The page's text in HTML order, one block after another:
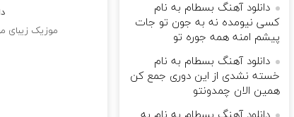
موزیک زیبای
دانلود آهنگ بسطام به نام
کسی نیومده نه به جون تو جات
پیشم امنه همه جوره تو
دانلود آهنگ بسطام به نام
خسته نشدی از این دوری جمع کن
همین الان چمدونتو